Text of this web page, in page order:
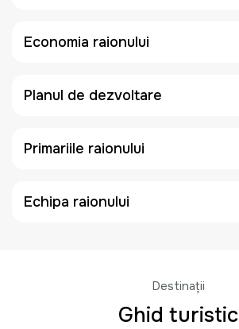
Economia raionului
Planul de dezvoltare
Primariile raionului
Echipa raionului
Destinații
Ghid turistic